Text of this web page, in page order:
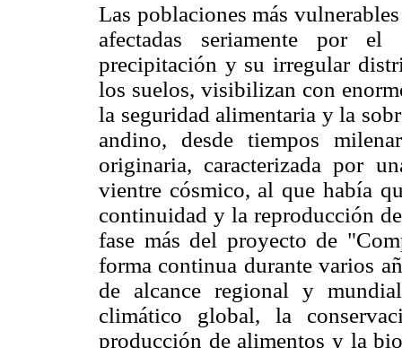
Las poblaciones más
afectadas seriamente por
precipitación y su irregular
los suelos, visibilizan con
la seguridad alimentaria y la
andino, desde tiempos
originaria, caracterizada por
vientre cósmico, al que había
continuidad y la reproducción
fase más del proyecto de
forma continua durante varios
de alcance regional y
climático global, la
producción de alimentos y la